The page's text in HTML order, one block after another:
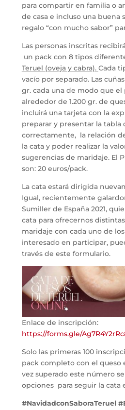
para compartir en familia o
de casa e incluso una buena
regalo “con mucho sabor”
Las personas inscritas
un pack con 8tipos
Teruel (oveja y cabra). Cada
vacío por separado. Las cuñas
gr. cada una de modo que
alrededor de 1.200 gr. de
incluirá una tarjeta con la
preparar y presentar la tabla
correctamente, la relación
la cata y poder realizar la
sugerencias de maridaje. El
son: 20 euros/pack.
La cata estará dirigida
Igual, recientemente
Sumiller de España 2021,
cata para ofrecernos
maridaje con cada uno de
interesado en participar,
través de este formulario.
Enlace de inscripción:
https://forms.gle/
Solo las primeras 100
pack completo con el queso
vez superado este número
opciones para seguir la cata
#NavidadconSaboraTeruel